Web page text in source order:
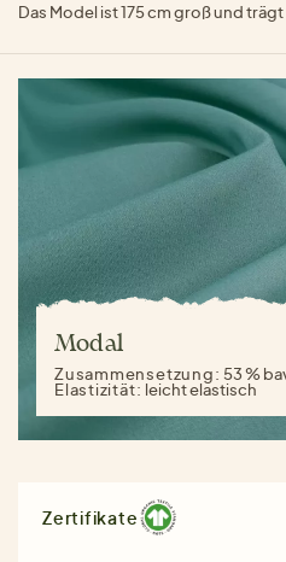
Das Model ist 175 cm groß und
Modal
Zusammensetzung: 53 %
Elastizität: leicht elastisch
Zertifikate